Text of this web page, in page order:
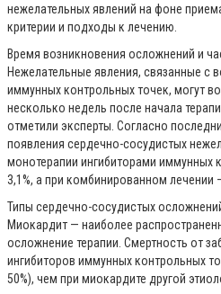
нежелательных явлений на фоне
критерии и подходы к лечению.
Время возникновения осложнений и
Нежелательные явления, связанные с
иммунных контрольных точек, могут
несколько недель после начала
отметили эксперты. Согласно
появления сердечно-сосудистых
монотерапии ингибиторами иммунных
3,1%, а при комбинированном лечении
Типы сердечно-сосудистых
Миокардит — наиболее
осложнение терапии. Смертность от
ингибиторов иммунных контрольных
50%), чем при миокардите другой